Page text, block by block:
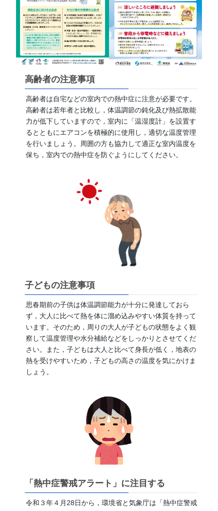
高齢者の注意事項
高齢者は自宅などの室内での熱中症に注意が必要です。
高齢者は若年者と比較し，体温調節の鈍化及び熱拡散能
力が低下していますので，室内に「温湿度計」を設置す
るとともにエアコンを積極的に使用し，適切な温度管理
を行いましょう。周囲の方も協力して適正な室内温度を
保ち，室内での熱中症を防ぐようにしてください。
子どもの注意事項
思春期前の子供は体温調節能力が十分に発達しておら
ず，大人に比べて熱を体に溜め込みやすい体質を持って
います。そのため，周りの大人が子どもの状態をよく観
察して温度管理や水分補給などをしっかりとさせてくだ
さい。また，子どもは大人と比べて身長が低く，地表の
熱を受けやすいため，子どもの高さの温度を気にかけま
しょう。
「熱中症警戒アラート」に注目する
令和３年４月28日から，環境省と気象庁は「熱中症警戒